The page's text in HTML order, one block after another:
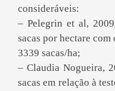
consideráveis:
– Pelegrin et al,
sacas por hectare
3339 sacas/ha;
– Claudia Nogueira,
sacas em relação à